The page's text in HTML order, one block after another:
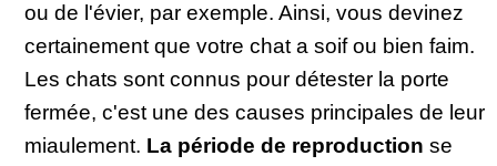
ou de l'évier, par exemple. Ainsi, vous devinez
certainement que votre chat a soif ou bien faim.
Les chats sont connus pour détester la porte
fermée, c'est une des causes principales de leur
miaulement. La période de reproduction se